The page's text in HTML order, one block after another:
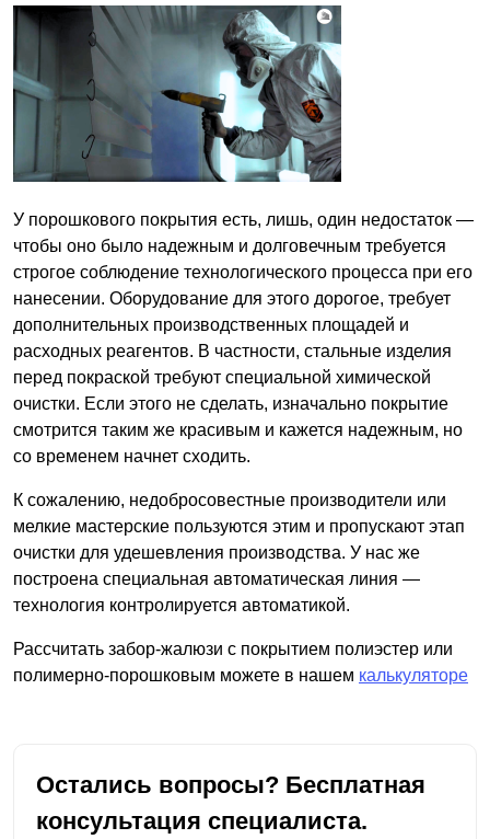
У порошкового покрытия есть, лишь, один недостаток —
чтобы оно было надежным и долговечным требуется
строгое соблюдение технологического процесса при его
нанесении. Оборудование для этого дорогое, требует
дополнительных производственных площадей и
расходных реагентов. В частности, стальные изделия
перед покраской требуют специальной химической
очистки. Если этого не сделать, изначально покрытие
смотрится таким же красивым и кажется надежным, но
со временем начнет сходить.
К сожалению, недобросовестные производители или
мелкие мастерские пользуются этим и пропускают этап
очистки для удешевления производства. У нас же
построена специальная автоматическая линия —
технология контролируется автоматикой.
Рассчитать забор-жалюзи с покрытием полиэстер или
полимерно-порошковым можете в нашем калькуляторе
Остались вопросы? Бесплатная
консультация специалиста.